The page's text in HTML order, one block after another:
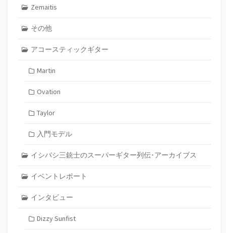
Zemaitis
その他
アコースティックギター
Martin
Ovation
Taylor
入門モデル
イシバシ三銃士のスーパーギター列伝･アーカイブス
イベントレポート
インタビュー
Dizzy Sunfist